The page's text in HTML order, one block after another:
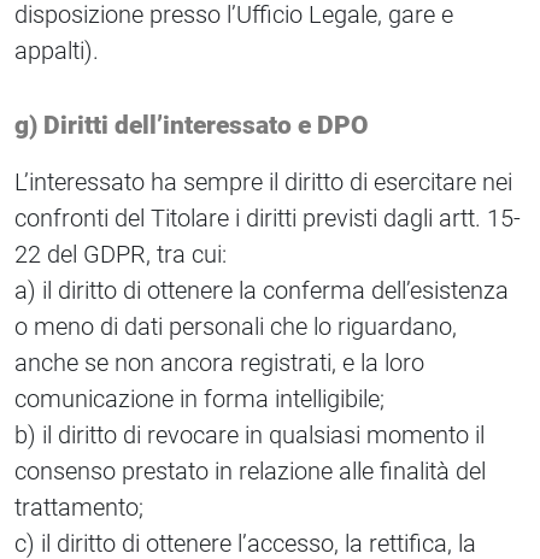
disposizione presso l’Ufficio Legale, gare e
appalti).
g) Diritti dell’interessato e DPO
L’interessato ha sempre il diritto di esercitare nei
confronti del Titolare i diritti previsti dagli artt. 15-
22 del GDPR, tra cui:
a) il diritto di ottenere la conferma dell’esistenza
o meno di dati personali che lo riguardano,
anche se non ancora registrati, e la loro
comunicazione in forma intelligibile;
b) il diritto di revocare in qualsiasi momento il
consenso prestato in relazione alle finalità del
trattamento;
c) il diritto di ottenere l’accesso, la rettifica, la